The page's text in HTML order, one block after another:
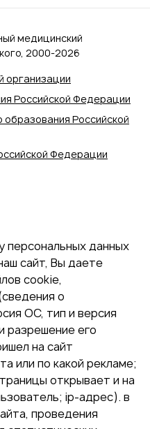
организации
Российской Федерации
Российской
Федерации
медицинский
2000‑2026
персональных данных
сайт, Вы даете
cookie,
о
ОС, тип и версия
разрешение его
на сайт
или по какой рекламе;
открывает и на
ip-адрес). в
проведения